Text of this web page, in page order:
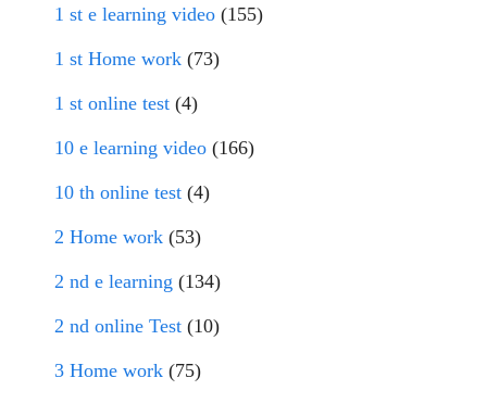
1 st e learning video (155)
1 st Home work (73)
1 st online test (4)
10 e learning video (166)
10 th online test (4)
2 Home work (53)
2 nd e learning (134)
2 nd online Test (10)
3 Home work (75)